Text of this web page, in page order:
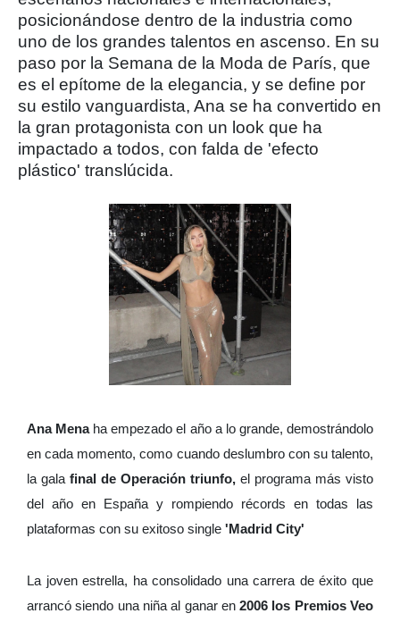
posicionándose dentro de la industria como
uno de los grandes talentos en ascenso. En su
paso por la Semana de la Moda de París, que
es el epítome de la elegancia, y se define por
su estilo vanguardista, Ana se ha convertido en
la gran protagonista con un look que ha
impactado a todos, con falda de 'efecto
plástico' translúcida.
Ana Menaha empezado el año a lo grande, demostrándolo
en cada momento, como cuando deslumbro con su talento,
la gala final de Operación triunfo, el programa más visto
del año en España y rompiendo récords en todas las
plataformas con su exitoso single 'Madrid City'
La joven estrella, ha consolidado una carrera de éxito que
arrancó siendo una niña al ganar en2006 los Premios Veo